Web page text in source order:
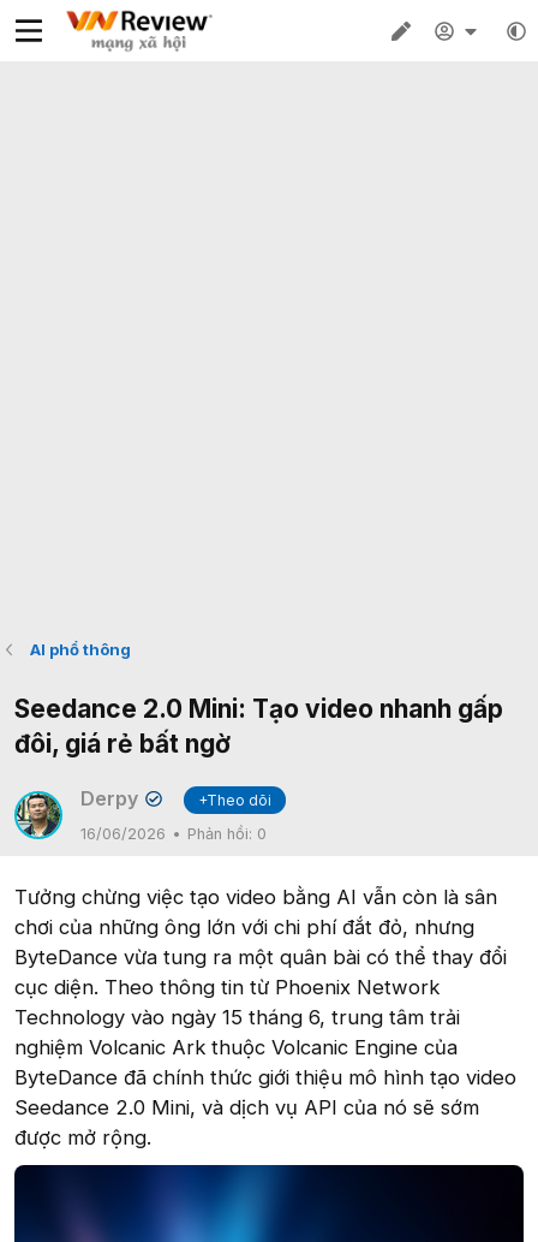
AI phổ thông
Seedance 2.0 Mini: Tạo video nhanh gấp
đôi, giá rẻ bất ngờ
Derpy ✔
+Theo dõi
16/06/2026
Phản hồi: 0
Tưởng chừng việc tạo video bằng AI vẫn còn là sân
chơi của những ông lớn với chi phí đắt đỏ, nhưng
ByteDance vừa tung ra một quân bài có thể thay đổi
cục diện. Theo thông tin từ Phoenix Network
Technology vào ngày 15 tháng 6, trung tâm trải
nghiệm Volcanic Ark thuộc Volcanic Engine của
ByteDance đã chính thức giới thiệu mô hình tạo video
Seedance 2.0 Mini, và dịch vụ API của nó sẽ sớm
được mở rộng.